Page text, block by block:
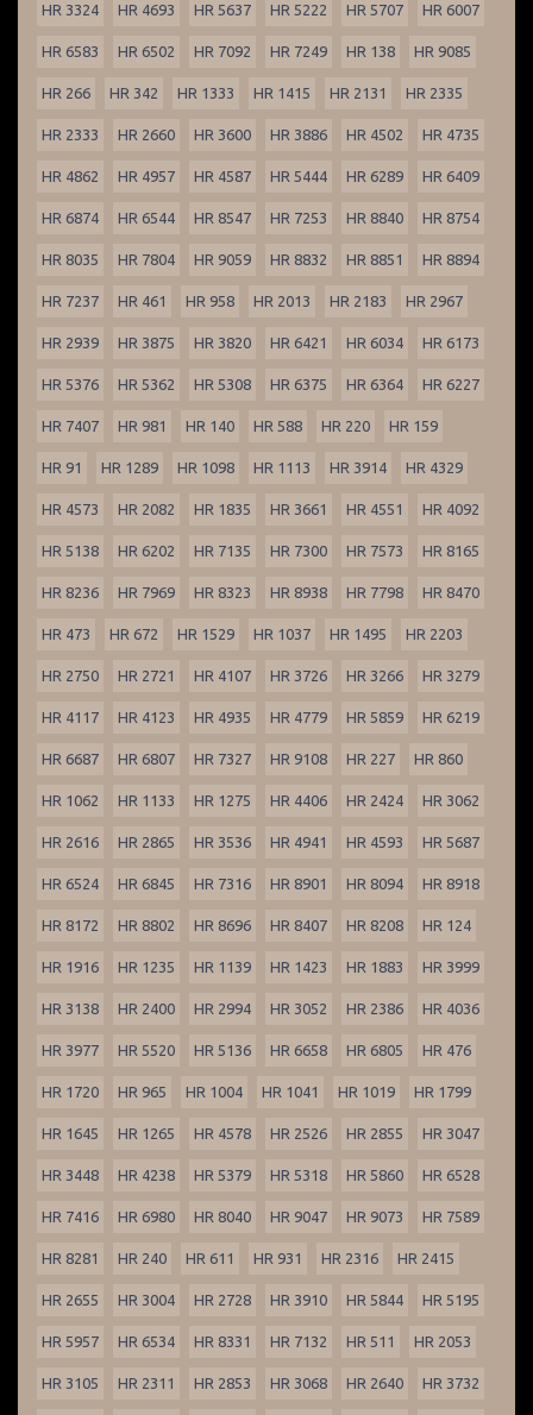
HR 3324 HR 4693 HR 5637 HR 5222 HR 5707 HR 6007
HR 6583 HR 6502 HR 7092 HR 7249 HR 138 HR 9085
HR 266 HR 342 HR 1333 HR 1415 HR 2131 HR 2335
HR 2333 HR 2660 HR 3600 HR 3886 HR 4502 HR 4735
HR 4862 HR 4957 HR 4587 HR 5444 HR 6289 HR 6409
HR 6874 HR 6544 HR 8547 HR 7253 HR 8840 HR 8754
HR 8035 HR 7804 HR 9059 HR 8832 HR 8851 HR 8894
HR 7237 HR 461 HR 958 HR 2013 HR 2183 HR 2967
HR 2939 HR 3875 HR 3820 HR 6421 HR 6034 HR 6173
HR 5376 HR 5362 HR 5308 HR 6375 HR 6364 HR 6227
HR 7407 HR 981 HR 140 HR 588 HR 220 HR 159
HR 91 HR 1289 HR 1098 HR 1113 HR 3914 HR 4329
HR 4573 HR 2082 HR 1835 HR 3661 HR 4551 HR 4092
HR 5138 HR 6202 HR 7135 HR 7300 HR 7573 HR 8165
HR 8236 HR 7969 HR 8323 HR 8938 HR 7798 HR 8470
HR 473 HR 672 HR 1529 HR 1037 HR 1495 HR 2203
HR 2750 HR 2721 HR 4107 HR 3726 HR 3266 HR 3279
HR 4117 HR 4123 HR 4935 HR 4779 HR 5859 HR 6219
HR 6687 HR 6807 HR 7327 HR 9108 HR 227 HR 860
HR 1062 HR 1133 HR 1275 HR 4406 HR 2424 HR 3062
HR 2616 HR 2865 HR 3536 HR 4941 HR 4593 HR 5687
HR 6524 HR 6845 HR 7316 HR 8901 HR 8094 HR 8918
HR 8172 HR 8802 HR 8696 HR 8407 HR 8208 HR 124
HR 1916 HR 1235 HR 1139 HR 1423 HR 1883 HR 3999
HR 3138 HR 2400 HR 2994 HR 3052 HR 2386 HR 4036
HR 3977 HR 5520 HR 5136 HR 6658 HR 6805 HR 476
HR 1720 HR 965 HR 1004 HR 1041 HR 1019 HR 1799
HR 1645 HR 1265 HR 4578 HR 2526 HR 2855 HR 3047
HR 3448 HR 4238 HR 5379 HR 5318 HR 5860 HR 6528
HR 7416 HR 6980 HR 8040 HR 9047 HR 9073 HR 7589
HR 8281 HR 240 HR 611 HR 931 HR 2316 HR 2415
HR 2655 HR 3004 HR 2728 HR 3910 HR 5844 HR 5195
HR 5957 HR 6534 HR 8331 HR 7132 HR 511 HR 2053
HR 3105 HR 2311 HR 2853 HR 3068 HR 2640 HR 3732